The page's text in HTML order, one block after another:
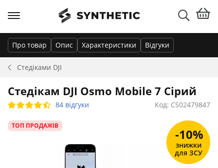
Стедіками DJI
Про товар Опис Характеристики Відгуки
Стедікам DJI Osmo Mobile 7 Сірий
84 відгуки Код: CS02479847
ТОП ПРОДАЖІВ
-10%
знижки
для ЗСУ